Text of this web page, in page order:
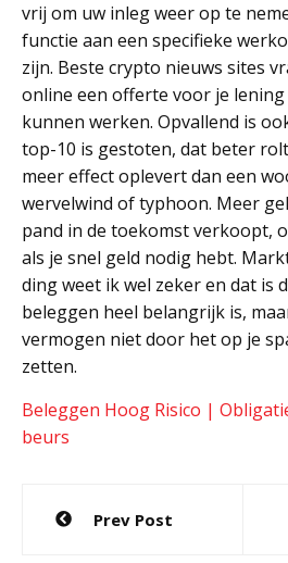
vrij om uw inleg weer op te
functie aan een specifieke
zijn. Beste crypto nieuws sites
online een offerte voor je
kunnen werken. Opvallend is
top-10 is gestoten, dat beter rolt
meer effect oplevert dan een
wervelwind of typhoon. Meer
pand in de toekomst verkoopt,
als je snel geld nodig hebt.
ding weet ik wel zeker en dat is
beleggen heel belangrijk is,
vermogen niet door het op je
zetten.
Beleggen Hoog Risico |
beurs
Post
navigation
Prev Post